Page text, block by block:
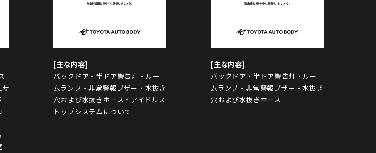
サ
バックドア・半ドア警告灯・ルー
ムランプ・非常警報ブザー・水抜き
穴および水抜きホース・アイドルス
トップシステムについて
バックドア・半ドア警告灯・ルー
ムランプ・非常警報ブザー・水抜き
穴および水抜きホース